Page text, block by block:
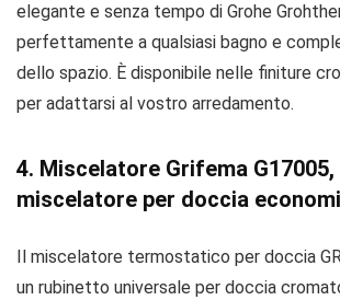
elegante e senza tempo di Grohe
perfettamente a qualsiasi bagno e
dello spazio. È disponibile nelle finiture
per adattarsi al vostro arredamento.
4. Miscelatore Grifema G17005,
miscelatore per doccia
Il miscelatore termostatico per doccia
un rubinetto universale per doccia